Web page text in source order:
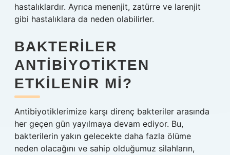
hastalıklardır. Ayrıca menenjit, zatürre ve larenjit
gibi hastalıklara da neden olabilirler.
BAKTERILER
ANTIBIYOTIKTEN
ETKILENIR MI?
Antibiyotiklerimize karşı direnç bakteriler arasında
her geçen gün yayılmaya devam ediyor. Bu,
bakterilerin yakın gelecekte daha fazla ölüme
neden olacağını ve sahip olduğumuz silahların,